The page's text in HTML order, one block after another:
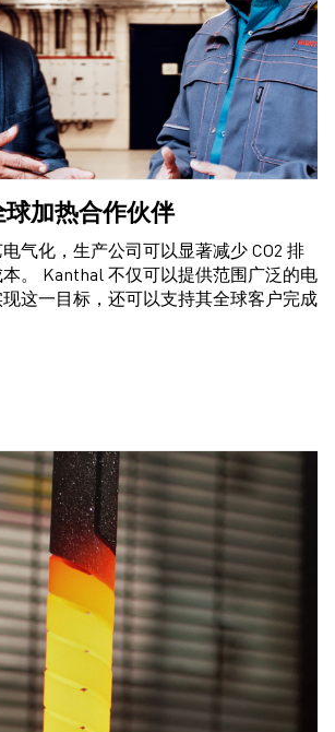
加热合作伙伴
气化，生产公司可以显著减少 CO2 排
。 Kanthal 不仅可以提供范围广泛的电
这一目标，还可以支持其全球客户完成